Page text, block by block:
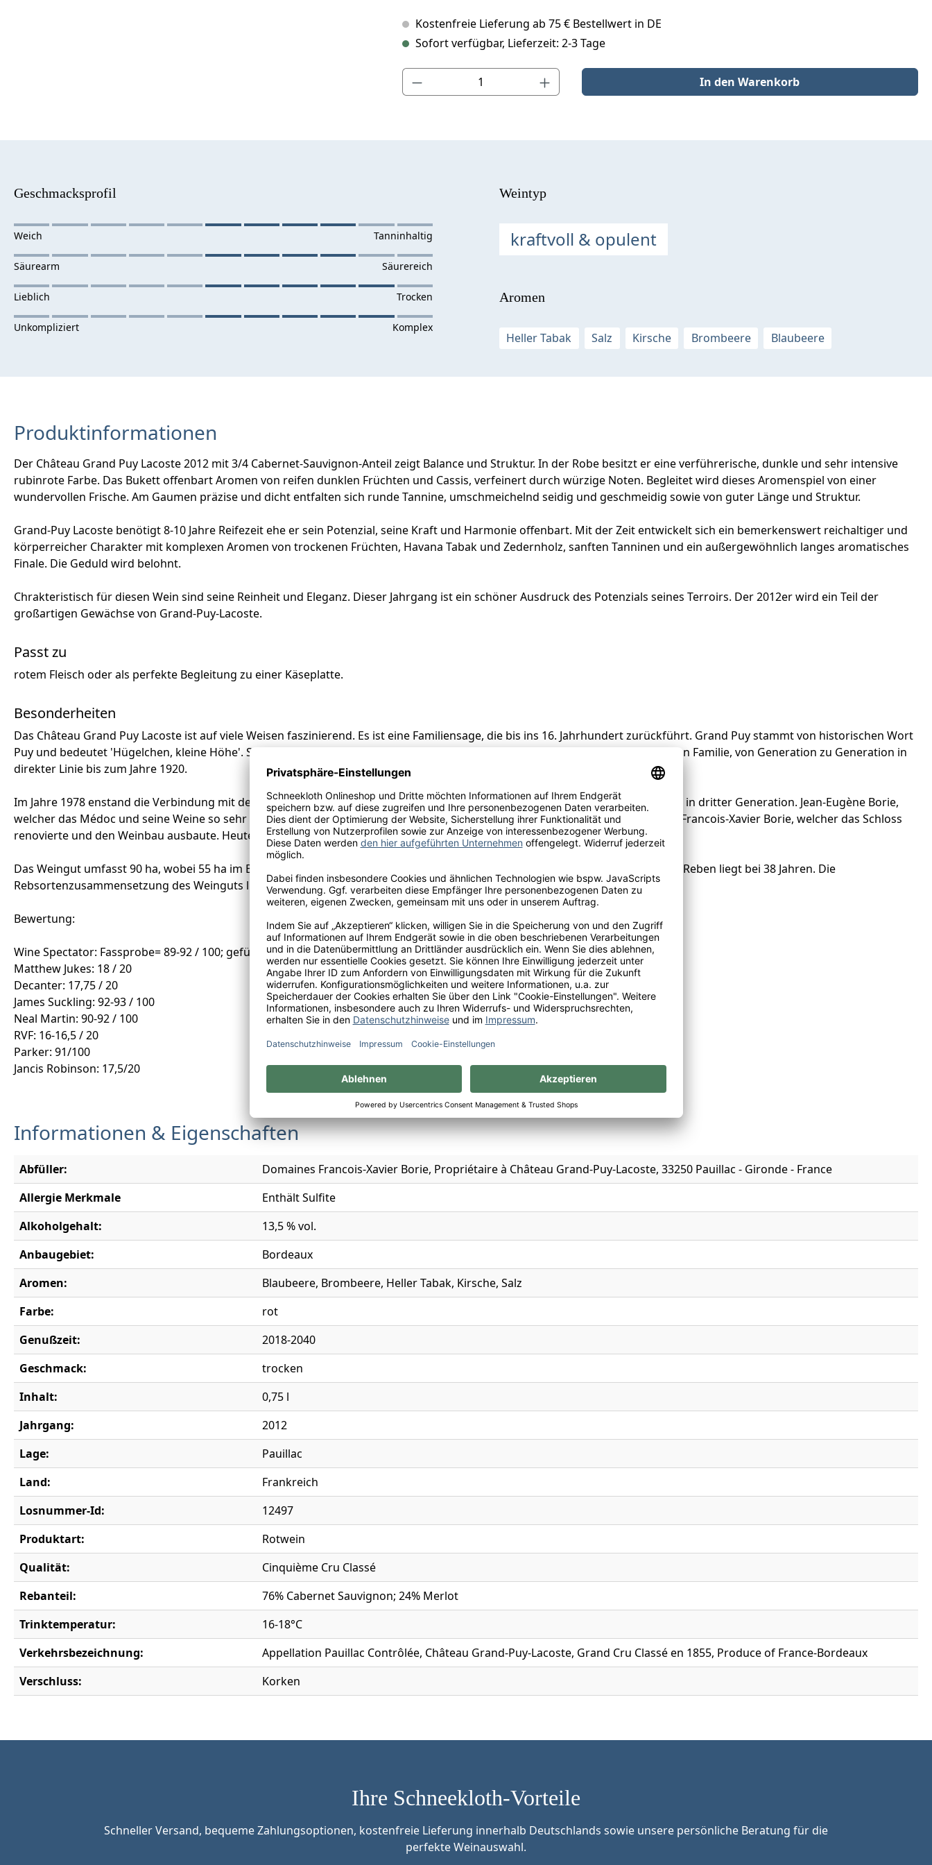
Kostenfreie Lieferung ab 75 € Bestellwert in DE
Sofort verfügbar, Lieferzeit: 2-3 Tage
Produkt Anzahl: Gib den gewünschten Wert ein oder benutze die Schaltflächen um die Anzahl zu erhöhen oder zu
In den Warenkorb
Geschmacksprofil Weintyp
kraftvoll & opulent
Aromen
Heller Tabak Salz Kirsche Brombeere Blaubeere
Produktinformationen
Der Château Grand Puy Lacoste 2012 mit 3/4 Cabernet-Sauvignon-Anteil zeigt Balance und Struktur. In der Robe besitzt er eine verführerische, dunkle und sehr intensive
rubinrote Farbe. Das Bukett offenbart Aromen von reifen dunklen Früchten und Cassis, verfeinert durch würzige Noten. Begleitet wird dieses Aromenspiel von einer
wundervollen Frische. Am Gaumen präzise und dicht entfalten sich runde Tannine, umschmeichelnd seidig und geschmeidig sowie von guter Länge und Struktur.
Grand-Puy Lacoste benötigt 8-10 Jahre Reifezeit ehe er sein Potenzial, seine Kraft und Harmonie offenbart. Mit der Zeit entwickelt sich ein bemerkenswert reichaltiger und
körperreicher Charakter mit komplexen Aromen von trockenen Früchten, Havana Tabak und Zedernholz, sanften Tanninen und ein außergewöhnlich langes aromatisches
Finale. Die Geduld wird belohnt.
Chrakteristisch für diesen Wein sind seine Reinheit und Eleganz. Dieser Jahrgang ist ein schöner Ausdruck des Potenzials seines Terroirs. Der 2012er wird ein Teil der
großartigen Gewächse von Grand-Puy-Lacoste.
Passt zu
rotem Fleisch oder als perfekte Begleitung zu einer Käseplatte.
Besonderheiten
Das Château Grand Puy Lacoste ist auf viele Weisen faszinierend. Es ist eine Familiensage, die bis ins 16. Jahrhundert zurückführt. Grand Puy stammt von historischen Wort
Puy und bedeutet 'Hügelchen, kleine Höhe'. Seit dem 16. Jahrhundert ist der Grundbesitz des Schlosses in Händen einer einzigen Familie, von Generation zu Generation in
direkter Linie bis zum Jahre 1920.
Im Jahre 1978 enstand die Verbindung mit den heutigen Besitzern, der Familie Borie. Die Familie Borie führt dieses Weingut nun in dritter Generation. Jean-Eugène Borie,
welcher das Médoc und seine Weine so sehr liebt, erwarb das Schloss. Er vererbte diesen Grundbesitz an seinen ältesten Sohn Francois-Xavier Borie, welcher das Schloss
renovierte und den Weinbau ausbaute. Heute arbeitet seine älteste Tochter mit an seiner Seite.
Das Weingut umfasst 90 ha, wobei 55 ha im Block um das Château herum dem Weinbau gelten. Das durchschnittliche Alter der Reben liegt bei 38 Jahren. Die
Rebsortenzusammensetzung des Weinguts liegt bei 75% Cabernet Sauvignon, 20% Merlot und 5% Cabernet Franc.
Bewertung:
Wine Spectator: Fassprobe= 89-92 / 100; gefüllt: 93 / 100
Matthew Jukes: 18 / 20
Decanter: 17,75 / 20
James Suckling: 92-93 / 100
Neal Martin: 90-92 / 100
RVF: 16-16,5 / 20
Parker: 91/100
Jancis Robinson: 17,5/20
Informationen & Eigenschaften
Abfüller:
Domaines Francois-Xavier Borie, Propriétaire à Château Grand-Puy-Lacoste, 33250 Pauillac - Gironde - France
Allergie Merkmale
Enthält Sulfite
Alkoholgehalt:
13,5 % vol.
Anbaugebiet:
Bordeaux
Aromen:
Blaubeere, Brombeere, Heller Tabak, Kirsche, Salz
Farbe:
rot
Genußzeit:
2018-2040
Geschmack:
trocken
Inhalt:
0,75 l
Jahrgang:
2012
Lage:
Pauillac
Land:
Frankreich
Losnummer-Id:
12497
Produktart:
Rotwein
Qualität:
Cinquième Cru Classé
Rebanteil:
76% Cabernet Sauvignon; 24% Merlot
Trinktemperatur:
16-18°C
Verkehrsbezeichnung:
Appellation Pauillac Contrôlée, Château Grand-Puy-Lacoste, Grand Cru Classé en 1855, Produce of France-Bordeaux
Verschluss:
Korken
Ihre Schneekloth-Vorteile
Schneller Versand, bequeme Zahlungsoptionen, kostenfreie Lieferung innerhalb Deutschlands sowie unsere persönliche Beratung für die
perfekte Weinauswahl.